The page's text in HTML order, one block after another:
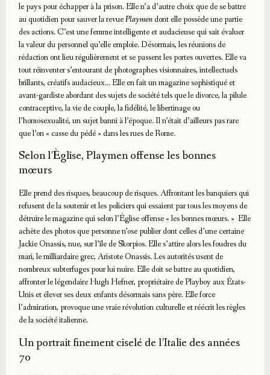
le pays pour échapper à la prison. Elle n’a d’autre choix que de se battre
au quotidien pour sauver la revuePlaymen dont elle possède une partie
des actions. C’est une femme intelligente et audacieuse qui sait évaluer
la valeur du personnel qu’elle emploie. Désormais, les réunions de
rédaction ont lieu régulièrement et se passent les portes ouvertes. Elle va
tout réinventer s’entourant de photographes visionnaires, intellectuels
brillants, créatifs audacieux… Elle en fait un magazine sophistiqué et
avant-gardiste abordant des sujets de société tels que le divorce, la pilule
contraceptive, la vie de couple, la fidélité, le libertinage ou
l’homosexualité, un sujet banni à l’époque. Il n’était d’ailleurs pas rare
que l’on « casse du pédé » dans les rues de Rome.
Selon l’Èglise, Playmen offense les bonnes
mœurs
Elle prend des risques, beaucoup de risques. Affrontant les banquiers qui
refusent de la soutenir et les policiers qui essaient par tous les moyens de
détruire le magazine qui selon l’Église offense « les bonnes mœurs. » Elle
achète des photos que personne n’ose publier dont celles d’une certaine
Jackie Onassis, nue, sur l’île de Skorpios. Elle s’attire alors les foudres du
mari, le milliardaire grec, Aristote Onassis. Les autorités usent de
nombreux subterfuges pour lui nuire. Elle doit se battre au quotidien,
affronter le légendaire Hugh Hefner, propriétaire de Playboy aux États-
Unis et élever ses deux enfants désormais sans père. Elle force
l’admiration, provoque une vraie révolution culturelle et réécrit les règles
de la société italienne.
Un portrait finement ciselé de l’Italie des années
70